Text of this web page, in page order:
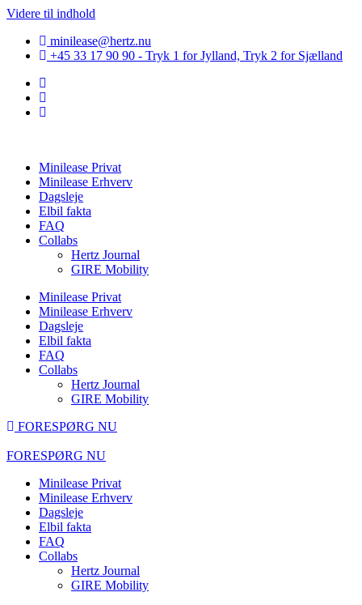
Videre til indhold
minilease@hertz.nu
+45 33 17 90 90 - Tryk 1 for Jylland, Tryk 2 for Sjælland
Minilease Privat
Minilease Erhverv
Dagsleje
Elbil fakta
FAQ
Collabs
Hertz Journal
GIRE Mobility
Minilease Privat
Minilease Erhverv
Dagsleje
Elbil fakta
FAQ
Collabs
Hertz Journal
GIRE Mobility
FORESPØRG NU
FORESPØRG NU
Minilease Privat
Minilease Erhverv
Dagsleje
Elbil fakta
FAQ
Collabs
Hertz Journal
GIRE Mobility